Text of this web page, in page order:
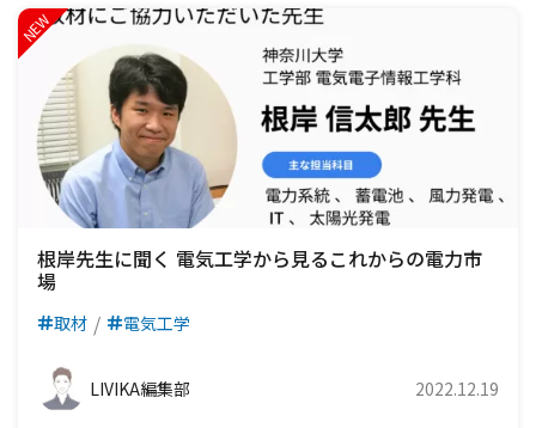
根岸先生に聞く 電気工学から見るこれからの電力市
場
取材 電気工学
LIVIKA編集部 2022.12.19